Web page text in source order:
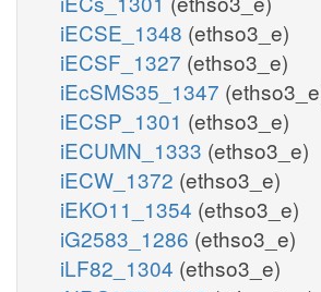
iECSE_1348 (ethso3_e)
iECSF_1327 (ethso3_e)
iEcSMS35_1347
iECSP_1301 (ethso3_e)
iECUMN_1333 (ethso3_e)
iECW_1372 (ethso3_e)
iEKO11_1354 (ethso3_e)
iG2583_1286 (ethso3_e)
iLF82_1304 (ethso3_e)